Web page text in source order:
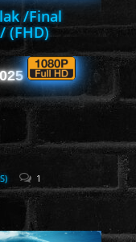
/Final
(FHD)
1